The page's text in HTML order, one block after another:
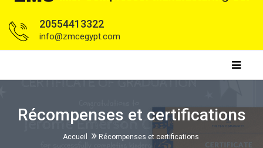
20554413322
info@zmcegypt.com
Récompenses et certifications
Accueil Récompenses et certifications